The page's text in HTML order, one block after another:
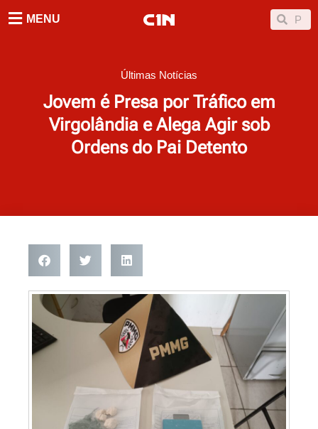
para
MENU Search
Últimas Notícias
Jovem é Presa por Tráfico em
Virgolândia e Alega Agir sob
Ordens do Pai Detento